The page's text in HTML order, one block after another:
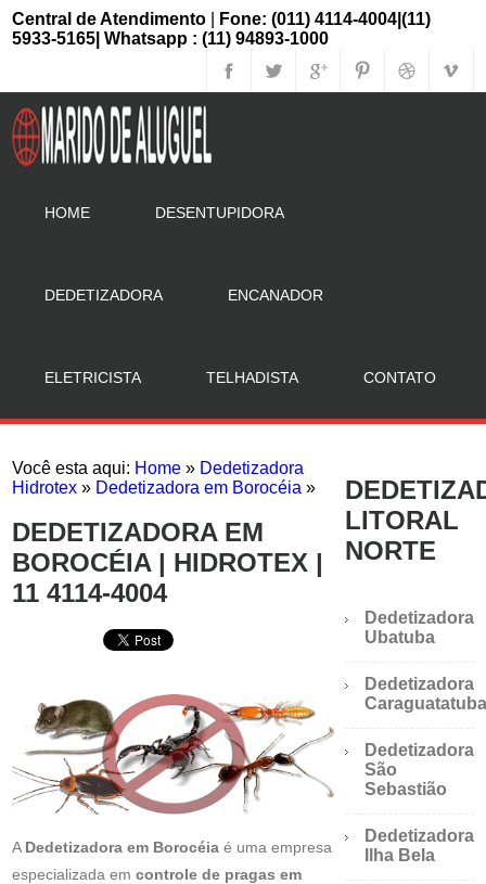
Central de Atendimento
Fone: (011) 4114-4004|(11)
5933-5165| Whatsapp : (11) 94893-1000
HOME DESENTUPIDORA
DEDETIZADORA ENCANADOR
ELETRICISTA TELHADISTA CONTATO
Você esta aqui: Home » Dedetizadora
Hidrotex » Dedetizadora em Borocéia »
DEDETIZADORA EM
BOROCÉIA | HIDROTEX |
11 4114-4004
A Dedetizadora em Borocéia é uma empresa
especializada emcontrole de pragas em
LITORAL
NORTE
Dedetizadora
Ubatuba
Dedetizadora
Caraguatatuba
Dedetizadora
São
Sebastião
Dedetizadora
Ilha Bela